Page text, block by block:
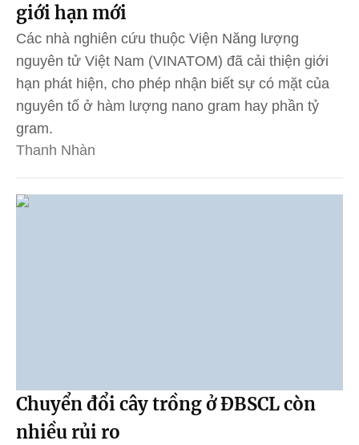
giới hạn mới
Các nhà nghiên cứu thuộc Viện Năng lượng
nguyên tử Việt Nam (VINATOM) đã cải thiện giới
hạn phát hiện, cho phép nhận biết sự có mặt của
nguyên tố ở hàm lượng nano gram hay phần tỷ
gram.
Thanh Nhàn
Chuyển đổi cây trồng ở ĐBSCL còn
nhiều rủi ro